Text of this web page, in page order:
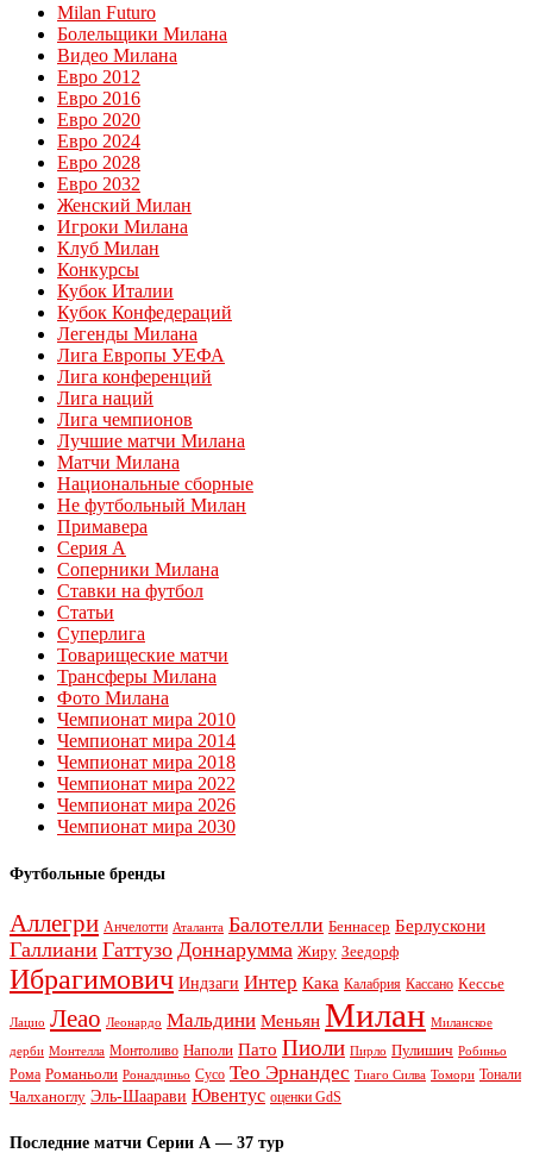
Milan Futuro
Болельщики Милана
Видео Милана
Евро 2012
Евро 2016
Евро 2020
Евро 2024
Евро 2028
Евро 2032
Женский Милан
Игроки Милана
Клуб Милан
Конкурсы
Кубок Италии
Кубок Конфедераций
Легенды Милана
Лига Европы УЕФА
Лига конференций
Лига наций
Лига чемпионов
Лучшие матчи Милана
Матчи Милана
Национальные сборные
Не футбольный Милан
Примавера
Серия А
Соперники Милана
Ставки на футбол
Статьи
Суперлига
Товарищеские матчи
Трансферы Милана
Фото Милана
Чемпионат мира 2010
Чемпионат мира 2014
Чемпионат мира 2018
Чемпионат мира 2022
Чемпионат мира 2026
Чемпионат мира 2030
Футбольные бренды
Аллегри Анчелотти Аталанта Балотелли Беннасер Берлускони
Галлиани Гаттузо Доннарумма Жиру Зеедорф
Ибрагимович Индзаги Интер Кака Калабрия Кассано Кессье
Лацио Леао Леонардо Мальдини Меньян Милан Миланское
дерби Монтелла Монтоливо Наполи Пато Пиоли Пирло Пулишич Робиньо
Рома Романьоли Роналдиньо Сусо Тео Эрнандес Тиаго Силва Томори Тонали
Чалханоглу Эль-Шаарави Ювентус оценки GdS
Последние матчи Серии А — 37 тур